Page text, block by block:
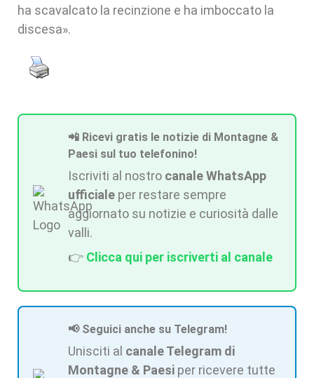
ha scavalcato la recinzione e ha imboccato la
discesa».
📲 Ricevi gratis le notizie di Montagne &
Paesi sul tuo telefonino!
Iscriviti al nostro canale WhatsApp
ufficiale per restare sempre
aggiornato su notizie e curiosità dalle
valli.
👉 Clicca qui per iscriverti al canale
📢 Seguici anche su Telegram!
Unisciti al canale Telegram di
Montagne & Paesi per ricevere tutte